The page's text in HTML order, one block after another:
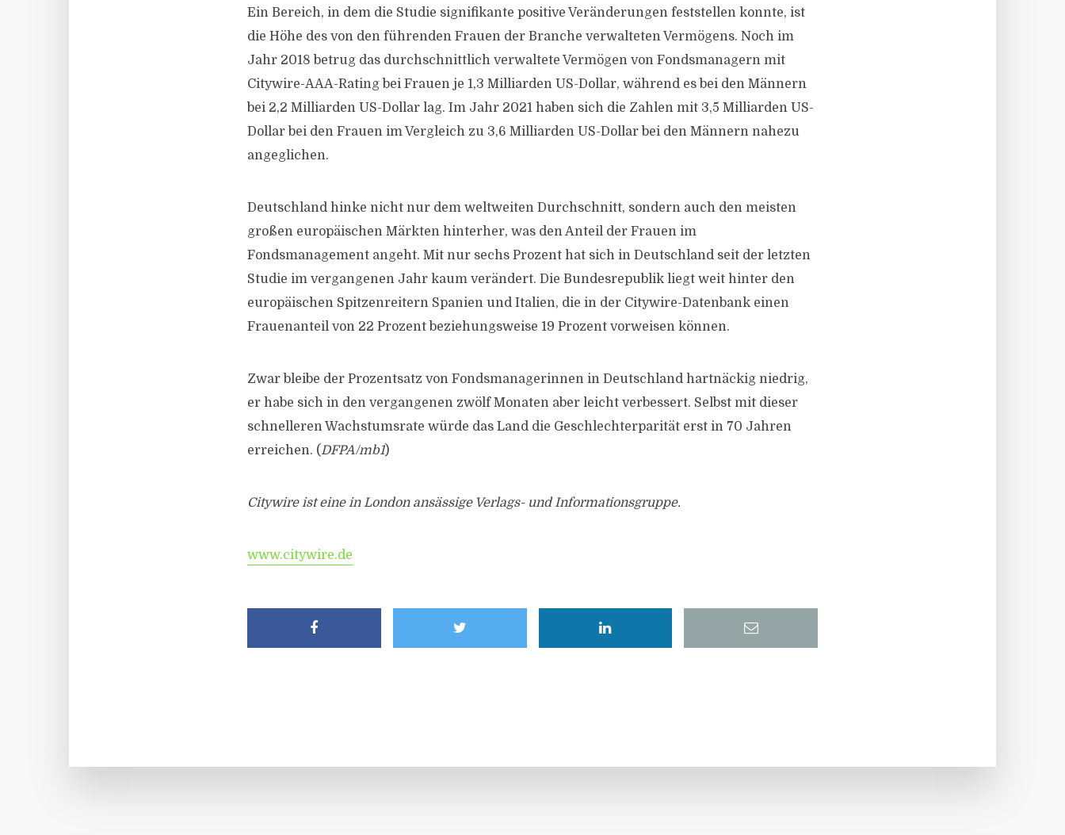
Ein Bereich, in dem die Studie signifikante positive Veränderungen feststellen konnte, ist
die Höhe des von den führenden Frauen der Branche verwalteten Vermögens. Noch im
Jahr 2018 betrug das durchschnittlich verwaltete Vermögen von Fondsmanagern mit
Citywire-AAA-Rating bei Frauen je 1,3 Milliarden US-Dollar, während es bei den Männern
bei 2,2 Milliarden US-Dollar lag. Im Jahr 2021 haben sich die Zahlen mit 3,5 Milliarden US-
Dollar bei den Frauen im Vergleich zu 3,6 Milliarden US-Dollar bei den Männern nahezu
angeglichen.
Deutschland hinke nicht nur dem weltweiten Durchschnitt, sondern auch den meisten
großen europäischen Märkten hinterher, was den Anteil der Frauen im
Fondsmanagement angeht. Mit nur sechs Prozent hat sich in Deutschland seit der letzten
Studie im vergangenen Jahr kaum verändert. Die Bundesrepublik liegt weit hinter den
europäischen Spitzenreitern Spanien und Italien, die in der Citywire-Datenbank einen
Frauenanteil von 22 Prozent beziehungsweise 19 Prozent vorweisen können.
Zwar bleibe der Prozentsatz von Fondsmanagerinnen in Deutschland hartnäckig niedrig,
er habe sich in den vergangenen zwölf Monaten aber leicht verbessert. Selbst mit dieser
schnelleren Wachstumsrate würde das Land die Geschlechterparität erst in 70 Jahren
erreichen. (DFPA/mb1)
Citywire ist eine in London ansässige Verlags- und Informationsgruppe.
www.citywire.de